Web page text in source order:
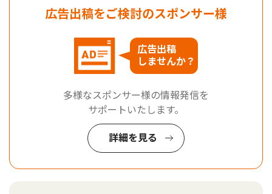
広告出稿をご検討のスポンサー様
広告出稿
しませんか？
多様なスポンサー様の情報発信を
サポートいたします。
詳細を見る